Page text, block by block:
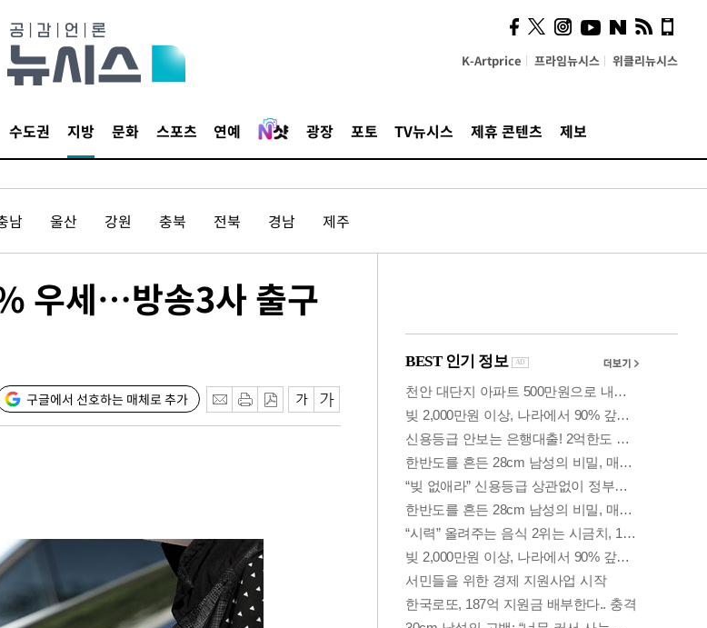
K-Artprice 프라임뉴시스 위클리뉴시스
수도권 지방 문화 스포츠 연예 광장 포토 TV뉴시스 제휴 콘텐츠 제보
남 울산 강원 충북 전북 경남 제주
우세…방송3사 출구
구글에서 선호하는 매체로 추가
카페사장들 "배달플랫폼 상
생안이 더 절실"